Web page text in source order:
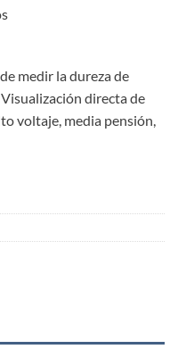
medir la dureza de
directa de
voltaje, media pensión,